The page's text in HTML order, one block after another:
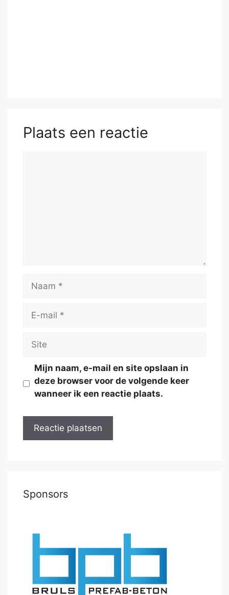
Plaats een reactie
Naam
Site
Mijn naam, e-mail en site opslaan in
deze browser voor de volgende keer
wanneer ik een reactie plaats.
Sponsors